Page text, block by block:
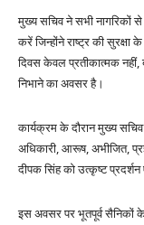
मुख्य सचिव ने सभी नागरिकों
करें जिन्होंने राष्ट्र की सुरक्षा
दिवस केवल प्रतीकात्मक नहीं,
निभाने का अवसर है।
कार्यक्रम के दौरान मुख्य
अधिकारी, आरूष, अभीजित,
दीपक सिंह को उत्कृष्ट
इस अवसर पर भूतपूर्व सैनिकों